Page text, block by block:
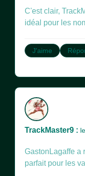
C'est clair,
idéal pour les
J'aime
TrackMaster9 :
GastonLagaffe a
parfait pour les